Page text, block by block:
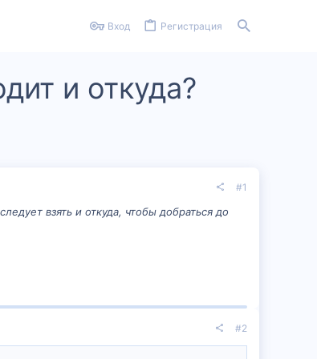
Вход Регистрация
и откуда?
#1
взять и откуда, чтобы добраться до
#2